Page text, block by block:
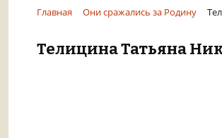
Главная Они сражались за Родину
Телицина Татьяна